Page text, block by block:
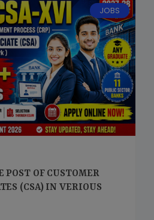
JOBS
POST OF CUSTOMER
(CSA) IN VERIOUS